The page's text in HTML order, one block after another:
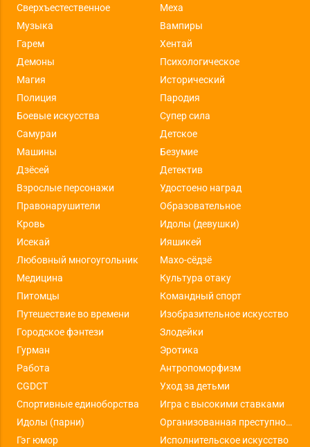
Сверхъестественное
Меха
Музыка
Вампиры
Гарем
Хентай
Демоны
Психологическое
Магия
Исторический
Полиция
Пародия
Боевые искусства
Супер сила
Самураи
Детское
Машины
Безумие
Дзёсей
Детектив
Взрослые персонажи
Удостоено наград
Правонарушители
Образовательное
Кровь
Идолы (девушки)
Исекай
Ияшикей
Любовный многоугольник
Махо-сёдзё
Медицина
Культура отаку
Питомцы
Командный спорт
Путешествие во времени
Изобразительное искусство
Городское фэнтези
Злодейки
Гурман
Эротика
Работа
Антропоморфизм
CGDCT
Уход за детьми
Спортивные единоборства
Игра с высокими ставками
Идолы (парни)
Организованная преступность
Гэг юмор
Исполнительское искусство